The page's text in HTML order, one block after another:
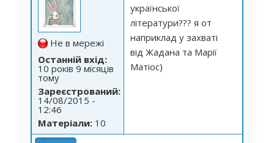
Не в мережі
Останній вхід:
10 років 9 місяців
тому
Зареєстрований:
14/08/2015 -
12:46
Матеріали: 10
української
літератури??? я от
наприклад у захваті
від Жадана та Марії
Матіос)